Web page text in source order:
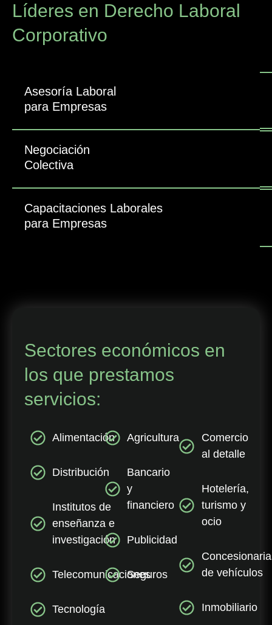
Líderes en Derecho Laboral
Corporativo
Asesoría Laboral
para Empresas
Negociación
Colectiva
Capacitaciones Laborales
para Empresas
Sectores económicos en
los que prestamos
servicios:
Alimentación
Distribución
Institutos de
enseñanza e
investigación
Telecomunicaciones
Tecnología
Agricultura
Bancario
y
financiero
Publicidad
Seguros
Comercio
al detalle
Hotelería,
turismo y
ocio
de vehículos
Inmobiliario